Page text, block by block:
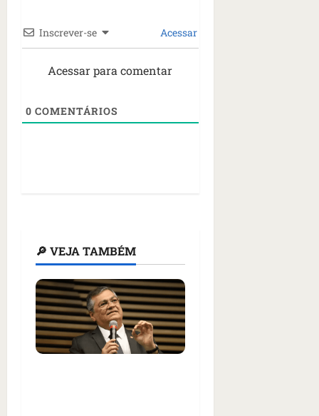
Inscrever-se Acessar
Acessar para comentar
0 COMENTÁRIOS
🔎 VEJA TAMBÉM